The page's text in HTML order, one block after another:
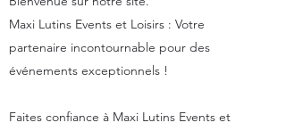
Maxi Lutins Events et Loisirs : Votre
partenaire incontournable pour des
événements exceptionnels !
Faites confiance à Maxi Lutins Events et